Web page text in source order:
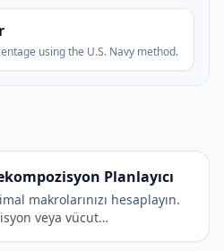
using the U.S. Navy method.
Planlayıcı
makrolarınızı hesaplayın.
veya vücut